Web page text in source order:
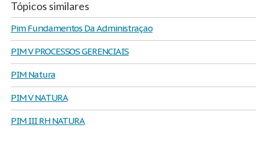
Tópicos similares
Pim Fundamentos Da Administraçao
PIM V PROCESSOS GERENCIAIS
PIM Natura
PIM V NATURA
PIM III RH NATURA